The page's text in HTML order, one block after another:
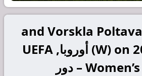
فورتونا يورينغ and Vorskla Poltava
(W) on 2025-10-15 in أوروبا, UEFA
Women’s Europa Cup – دور